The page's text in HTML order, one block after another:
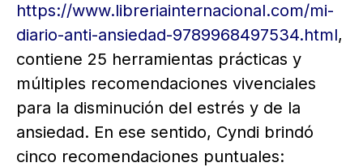
https://www.libreriainternacional.com/mi-
diario-anti-ansiedad-9789968497534.html,
contiene 25 herramientas prácticas y
múltiples recomendaciones vivenciales
para la disminución del estrés y de la
ansiedad. En ese sentido, Cyndi brindó
cinco recomendaciones puntuales: